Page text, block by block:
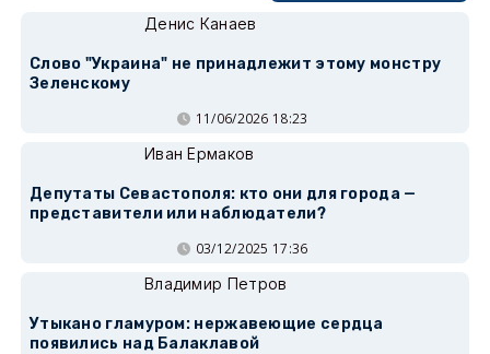
Денис Канаев
Слово "Украина" не принадлежит этому монстру
Зеленскому
11/06/2026 18:23
Иван Ермаков
Депутаты Севастополя: кто они для города —
представители или наблюдатели?
03/12/2025 17:36
Владимир Петров
Утыкано гламуром: нержавеющие сердца
появились над Балаклавой